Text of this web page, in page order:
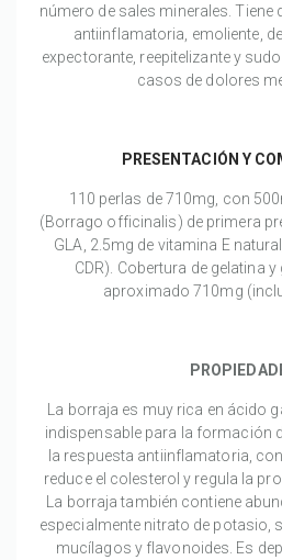
número de sales minerales.
antiinflamatoria, emoliente,
expectorante, reepitelizante y
casos de dolores
PRESENTACIÓN Y
110 perlas de 710mg, con
(Borrago officinalis) de primera
GLA, 2.5mg de vitamina E
CDR). Cobertura de gelatina
aproximado 710mg
La borraja es muy rica en ácido
indispensable para la formación
la respuesta antiinflamatoria,
reduce el colesterol y regula la
La borraja también contiene
especialmente nitrato de potasio,
mucílagos y flavonoides. Es